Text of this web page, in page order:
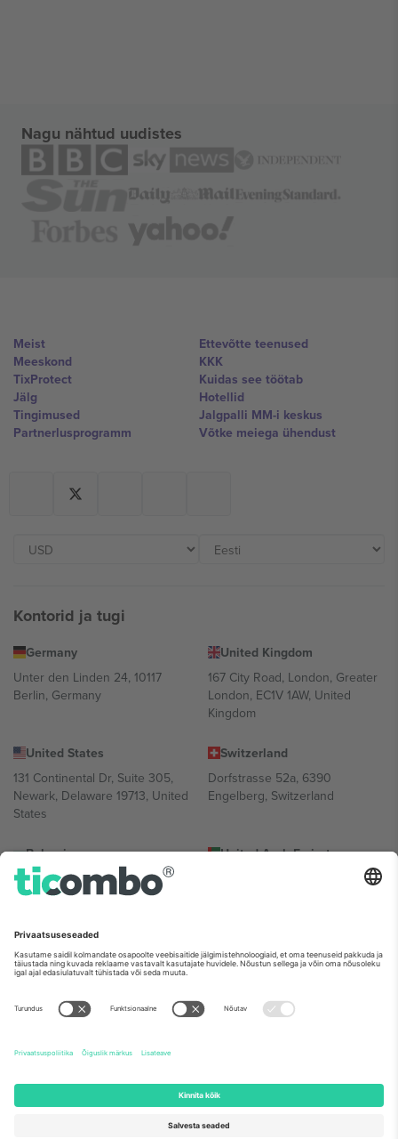
Nagu nähtud uudistes
Meist
Meeskond
TixProtect
Jälg
Tingimused
Partnerlusprogramm
Ettevõtte teenused
KKK
Kuidas see töötab
Hotellid
Jalgpalli MM-i keskus
Võtke meiega ühendust
Kontorid ja tugi
Germany
Unter den Linden 24, 10117
Berlin, Germany
United Kingdom
167 City Road, London, Greater
London, EC1V 1AW, United
Kingdom
United States
131 Continental Dr, Suite 305,
Newark, Delaware 19713, United
States
Switzerland
Dorfstrasse 52a, 6390
Engelberg, Switzerland
Bulgaria
Regus Sofia City West, bul
Totleben 53-55, 1606 Sofia,
United Arab Emirates
UAE Dubai Silicon Oasis, DDP
Mexico
Av Chapultepec 360, Roma
Norte, Cuauhtémoc, 06700
Ciudad de México, CDMX,
sündmusest ja/või domeenist. Detailide jaoks vaata konkreetse
sündmuse lehte, impressumit ja tingimusi.,
2026 Ticombo. Kõik õigused kaitstud.